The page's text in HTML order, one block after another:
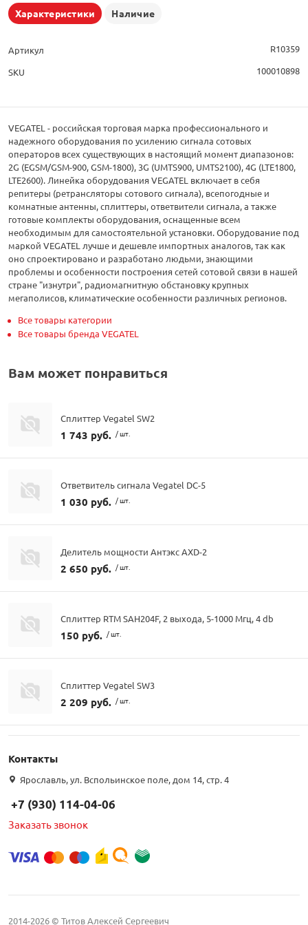
Характеристики Наличие
Артикул
R10359
SKU
100010898
VEGATEL - российская торговая марка профессионального и
надежного оборудования по усилению сигнала сотовых
операторов всех существующих в настоящий момент диапазонов:
2G (EGSM/GSM-900, GSM-1800), 3G (UMTS900, UMTS2100), 4G (LTE1800,
LTE2600). Линейка оборудования VEGATEL включает в себя
репитеры (ретрансляторы сотового сигнала), всепогодные и
комнатные антенны, сплиттеры, ответвители сигнала, а также
готовые комплекты оборудования, оснащенные всем
необходимым для самостоятельной установки. Оборудование под
маркой VEGATEL лучше и дешевле импортных аналогов, так как
оно спроектировано и разработано людьми, знающими
проблемы и особенности построения сетей сотовой связи в нашей
стране "изнутри", радиомагнитную обстановку крупных
мегаполисов, климатические особенности различных регионов.
Все товары категории
Все товары бренда VEGATEL
Вам может понравиться
Сплиттер Vegatel SW2
1 743 руб. / шт.
Ответвитель сигнала Vegatel DC-5
1 030 руб. / шт.
Делитель мощности Антэкс AXD-2
2 650 руб. / шт.
Сплиттер RTM SAH204F, 2 выхода, 5-1000 Мгц, 4 db
150 руб. / шт.
Сплиттер Vegatel SW3
2 209 руб. / шт.
Контакты
Ярославль, ул. Вспольинское поле, дом 14, стр. 4
+7 (930) 114-04-06
Заказать звонок
2014-2026 © Титов Алексей Сергеевич